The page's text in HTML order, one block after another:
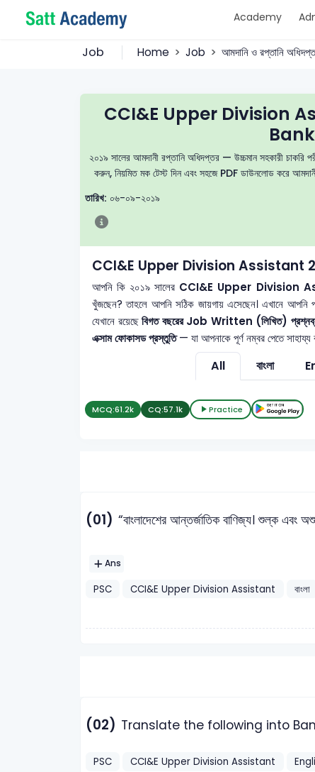
Academy
Job Home Job আমদানি ও রপ্তানি
CCI&E Upper Division
২০১৯ সালের আমদানী রপ্তানি অধিদপ্তর — উচ্চমান সহকারী চাকরি
করুন, নিয়মিত মক টেস্ট দিন এবং সহজে PDF ডাউনলোড করে
তারিখ: ০৬-০৯-২০১৯
CCI&E Upper Division Assistant
আপনি কি ২০১৯ সালের CCI&E Upper Division
খুঁজছেন? তাহলে আপনি সঠিক জায়গায় এসেছেন। এখানে আপনি
যেখানে রয়েছেবিগত বছরের Job Written (লিখিত)
এক্সাম ফোকাসড প্রস্তুতি— যা আপনাকে পূর্ণ নম্বর পেতে সাহায্য
All বাংলা
MCQ:61.2k CQ:57.1k Practice
(01) “বাংলাদেশের আন্তর্জাতিক বাণিজ্য। শুল্ক এবং
Ans
PSC CCI&E Upper Division Assistant বাংলা
(02) Translate the following into
PSC CCI&E Upper Division Assistant